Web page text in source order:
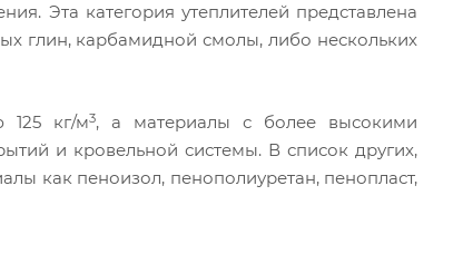
Эта категория утеплителей представлена
глин, карбамидной смолы, либо нескольких
125 кг/м3, а материалы с более высокими
и кровельной системы. В список других,
как пеноизол, пенополиуретан, пенопласт,